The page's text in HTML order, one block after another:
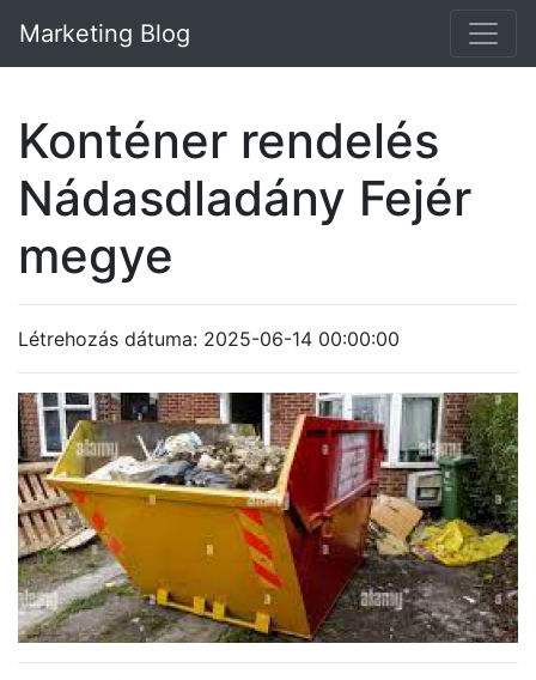
Marketing Blog
Konténer rendelés
Nádasdladány Fejér
megye
Létrehozás dátuma: 2025-06-14 00:00:00